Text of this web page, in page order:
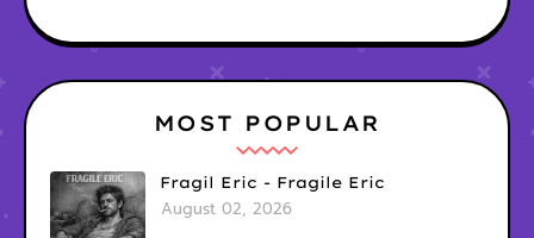
MOST POPULAR
Fragil Eric - Fragile Eric
August 02, 2026